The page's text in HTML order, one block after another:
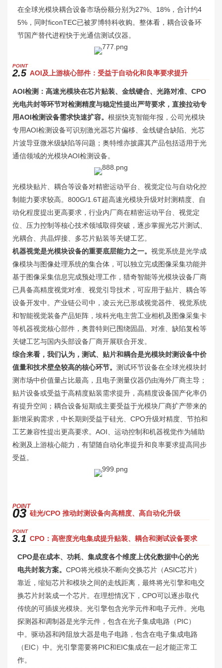
在全球光模块耦合设备市场份额分别为27%、18%，合计约4
5%，同时ficonTEC已被罗博特科收购。整体看，耦合设备环
节国产替代进程快于光通信测试仪器。
POINT
2.5 AOI及上游核心部件：受益于自动化和良率要求提升
AOI检测：高速光模块在芯片贴装、金线键合、光路对准、CPO
光电共封等环节对检测精度与稳定性提出严苛要求，直接拉动专
用AOI检测设备需求快速扩容。 根据快克智能年报，公司光模块
专用AOI检测设备可识别激光器芯片偏移、金线键合缺陷、光芯
片波导亚微米级缺陷等问题；奥特维亦披露其产品包括适用于光
通信领域的光模块AOI检测设备。
光模块贴片、耦合等设备对精密运动平台、视觉定位与自动化控
制能力要求较高。800G/1.6T超高速光模块升级对封测精度、自
动化程度提出更高要求，行业内厂商在精密运动平台、视觉定
位、压力控制等核心技术领域取得突破，逐步掌握光芯片测试、
光耦合、共晶焊接、多芯片贴装等关键工艺。
机器视觉是光模块设备的重要底层能力之一。 视觉系统是光学成
像模块与图像处理系统的集合体，可以独立完成图像采集功能并
基于图像采集信息完成预处理工作，猎奇智能等光模块设备厂商
已具备高精度视觉对准、视觉引导技术，可应用于贴片、耦合等
设备开发中。产业链公司中，凌云光已形成视觉器件、视觉系统
和智能视觉装备产品矩阵，埃科光电主营工业相机及图像采集卡
等机器视觉核心部件，奥普特则已围绕固晶、对准、缺陷复检等
关键工艺与国内头部设备厂商开展联合开发。
综合来看，我们认为，测试、贴片和耦合是光模块封测设备中价
值量和技术壁垒较高的核心环节。 测试环节设备在全球光模块封
测市场中价值量占比最高，且电子测量仪器仍由海外厂商主导；
贴片设备或受益于高精度贴装需求提升，高精度设备国产化率仍
有提升空间；耦合设备短期或主要受益于光模块厂商扩产带来的
新增采购需求，中长期则受益于硅光、CPO升级对精度、节拍和
工艺兼容性提出更高要求。AOI、运动控制和机器视觉作为辅助
检测及上游核心能力，有望随自动化率提升和良率要求提高同步
受益。
POINT
03 硅光/CPO 推动封测设备向高精度、高自动化升级
POINT
3.1 CPO：高密度光电集成提升贴装、耦合和测试设备要求
CPO是在成本、功耗、集成度各个维度上优化数据中心的光
电共封装方案。 CPO将光模块不断向交换芯片（ASIC芯片）
靠近，缩短芯片和模块之间的走线距离，最终将光引擎和电交
换芯片封装成一个芯片。在理想情况下，CPO可以逐步取代
传统的可插拔光模块。光引擎包含光学元件和电子元件。光电
探测器和调制器是光学元件，包含在光子集成电路（PIC）
中。驱动器和跨阻放大器是电子电路，包含在电子集成电路
（EIC）中。光引擎需要将PIC和EIC集成在一起才能正常工
作。